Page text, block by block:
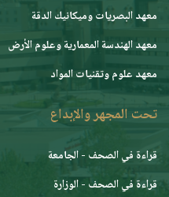
معهد البصريات وميكانيك الدقة
معهد الهندسة المعمارية وعلوم الأرض
معهد علوم وتقنيات المواد
تحت المجهر والإبداع
قراءة في الصحف - الجامعة
قراءة في الصحف - الوزارة